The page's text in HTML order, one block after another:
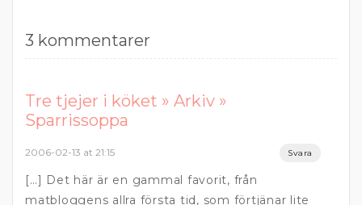
3 kommentarer
Tre tjejer i köket » Arkiv »
Sparrissoppa
2006-02-13 at 21:15 Svara
[…] Det här är en gammal favorit, från
matbloggens allra första tid, som förtjänar lite